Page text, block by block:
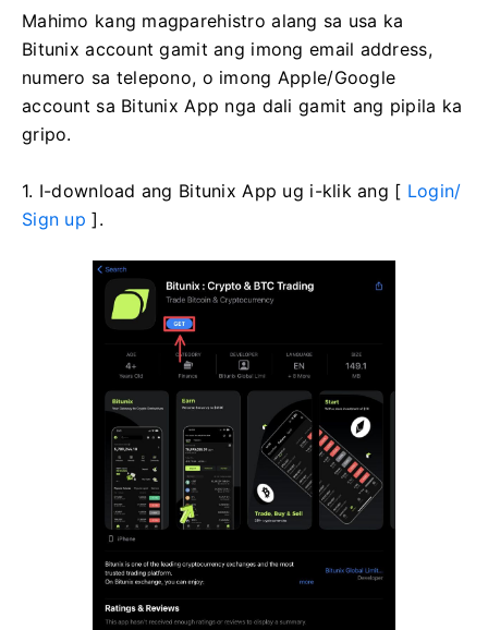
Mahimo kang magparehistro alang sa usa ka
Bitunix account gamit ang imong email address,
numero sa telepono, o imong Apple/Google
account sa Bitunix App nga dali gamit ang pipila ka
gripo.
1. I-download ang Bitunix App ug i-klik ang [ Login/
Sign up ].